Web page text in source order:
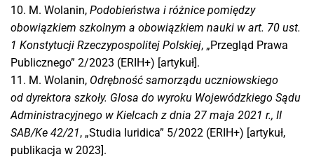
10. M. Wolanin, Podobieństwa i różnice pomiędzy
obowiązkiem szkolnym a obowiązkiem nauki w art. 70 ust.
1 Konstytucji Rzeczypospolitej Polskiej, „Przegląd Prawa
Publicznego” 2/2023 (ERIH+) [artykuł].
11. M. Wolanin, Odrębność samorządu uczniowskiego
od dyrektora szkoły. Glosa do wyroku Wojewódzkiego Sądu
Administracyjnego w Kielcach z dnia 27 maja 2021 r., II
SAB/Ke 42/21, „Studia Iuridica” 5/2022 (ERIH+) [artykuł,
publikacja w 2023].